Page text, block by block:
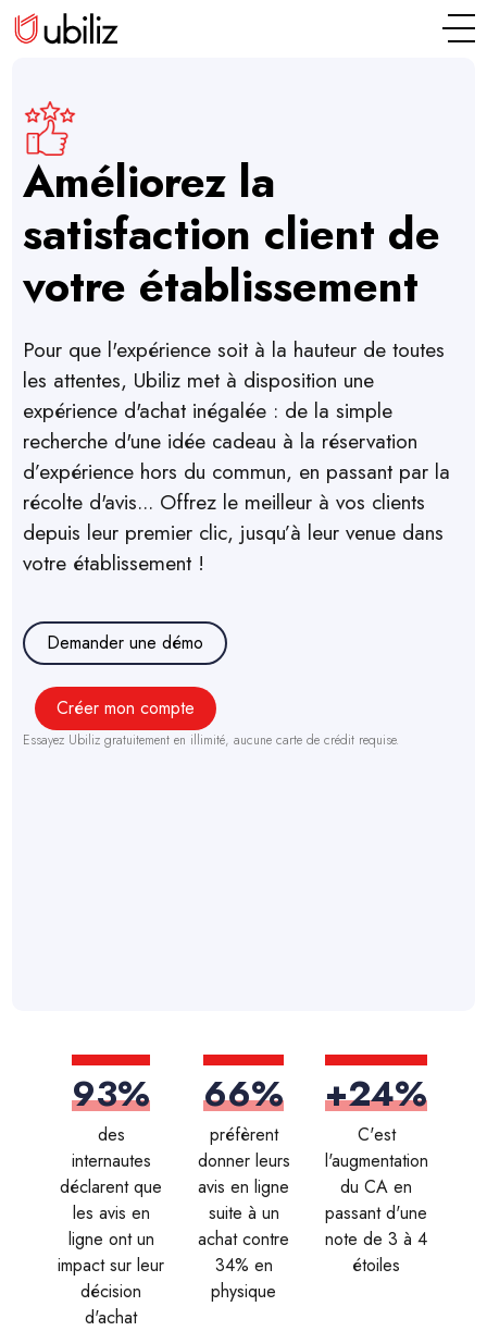
Améliorez la
satisfaction client de
votre établissement
Pour que l'expérience soit à la hauteur de toutes
les attentes, Ubiliz met à disposition une
expérience d'achat inégalée : de la simple
recherche d'une idée cadeau à la réservation
d’expérience hors du commun, en passant par la
récolte d'avis... Offrez le meilleur à vos clients
depuis leur premier clic, jusqu’à leur venue dans
votre établissement !
Créer mon compte
Demander une démo
Essayez Ubiliz gratuitement en illimité, aucune carte de crédit requise.
93%
des
internautes
déclarent que
les avis en
ligne ont un
impact sur leur
décision
d'achat
66%
préfèrent
donner leurs
avis en ligne
suite à un
achat contre
34% en
physique
+24%
C'est
l'augmentation
du CA en
passant d'une
note de 3 à 4
étoiles